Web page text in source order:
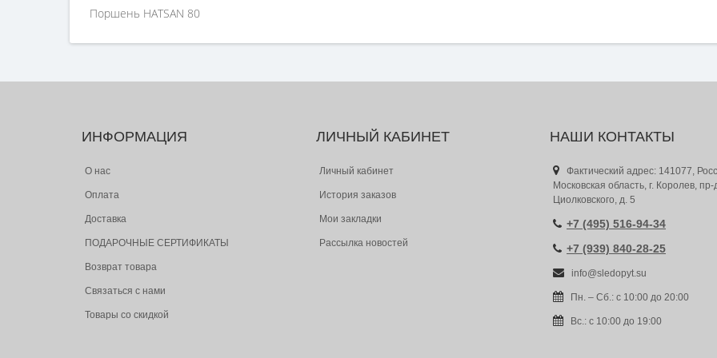
Поршень HATSAN 80
ИНФОРМАЦИЯ
О нас
Оплата
Доставка
ПОДАРОЧНЫЕ СЕРТИФИКАТЫ
Возврат товара
Связаться с нами
Товары со скидкой
ЛИЧНЫЙ КАБИНЕТ
Личный кабинет
История заказов
Мои закладки
Рассылка новостей
НАШИ КОНТАКТЫ
Фактический адрес: 141077,
Московская область, г. Королев, пр-
Циолковского, д. 5
+7 (495) 516-94-34
+7 (939) 840-28-25
info@sledopyt.su
Пн. – Сб.: с 10:00 до 20:00
Вс.: с 10:00 до 19:00